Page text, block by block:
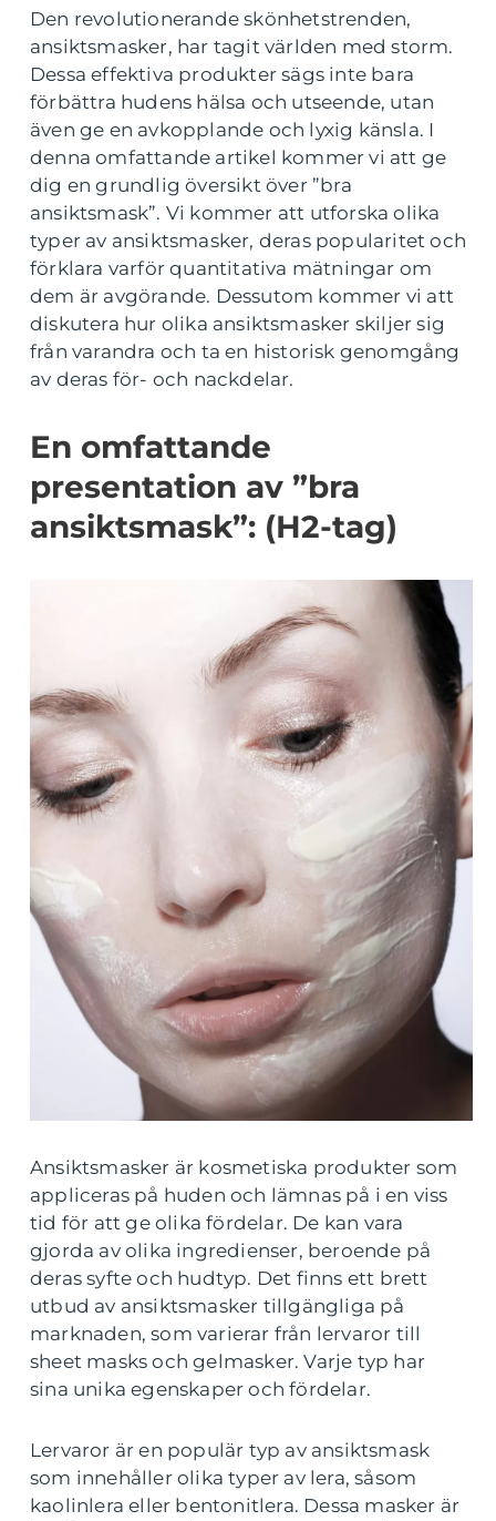
Den revolutionerande skönhetstrenden,
ansiktsmasker, har tagit världen med storm.
Dessa effektiva produkter sägs inte bara
förbättra hudens hälsa och utseende, utan
även ge en avkopplande och lyxig känsla. I
denna omfattande artikel kommer vi att ge
dig en grundlig översikt över ”bra
ansiktsmask”. Vi kommer att utforska olika
typer av ansiktsmasker, deras popularitet och
förklara varför quantitativa mätningar om
dem är avgörande. Dessutom kommer vi att
diskutera hur olika ansiktsmasker skiljer sig
från varandra och ta en historisk genomgång
av deras för- och nackdelar.
En omfattande
presentation av ”bra
ansiktsmask”: (H2-tag)
Ansiktsmasker är kosmetiska produkter som
appliceras på huden och lämnas på i en viss
tid för att ge olika fördelar. De kan vara
gjorda av olika ingredienser, beroende på
deras syfte och hudtyp. Det finns ett brett
utbud av ansiktsmasker tillgängliga på
marknaden, som varierar från lervaror till
sheet masks och gelmasker. Varje typ har
sina unika egenskaper och fördelar.
Lervaror är en populär typ av ansiktsmask
som innehåller olika typer av lera, såsom
kaolinlera eller bentonitlera. Dessa masker är